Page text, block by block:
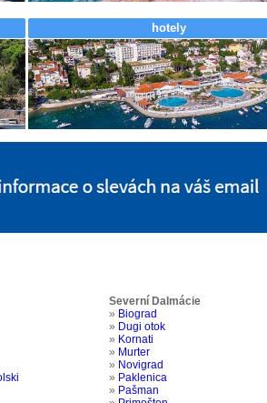
hotely
Severní Dalmácie
» Biograd
» Dugi otok
» Kornati
» Murter
» Novigrad
» Paklenica
» Pašman